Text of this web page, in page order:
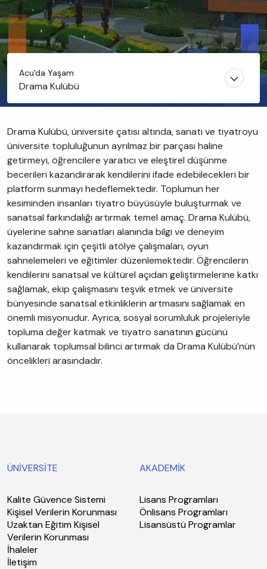
Acu'da Yaşam
Drama Kulübü
Drama Kulübü, üniversite çatısı altında, sanatı ve tiyatroyu
üniversite topluluğunun ayrılmaz bir parçası haline
getirmeyi, öğrencilere yaratıcı ve eleştirel düşünme
becerileri kazandırarak kendilerini ifade edebilecekleri bir
platform sunmayı hedeflemektedir. Toplumun her
kesiminden insanları tiyatro büyüsüyle buluşturmak ve
sanatsal farkındalığı artırmak temel amaç. Drama Kulübü,
üyelerine sahne sanatları alanında bilgi ve deneyim
kazandırmak için çeşitli atölye çalışmaları, oyun
sahnelemeleri ve eğitimler düzenlemektedir. Öğrencilerin
kendilerini sanatsal ve kültürel açıdan geliştirmelerine katkı
sağlamak, ekip çalışmasını teşvik etmek ve üniversite
bünyesinde sanatsal etkinliklerin artmasını sağlamak en
önemli misyonudur. Ayrıca, sosyal sorumluluk projeleriyle
topluma değer katmak ve tiyatro sanatının gücünü
kullanarak toplumsal bilinci artırmak da Drama Kulübü’nün
öncelikleri arasındadır.
ÜNİVERSİTE
Kalite Güvence Sistemi
Kişisel Verilerin Korunması
Uzaktan Eğitim Kişisel
Verilerin Korunması
İhaleler
İletişim
AKADEMİK
Lisans Programları
Önlisans Programları
Lisansüstü Programlar